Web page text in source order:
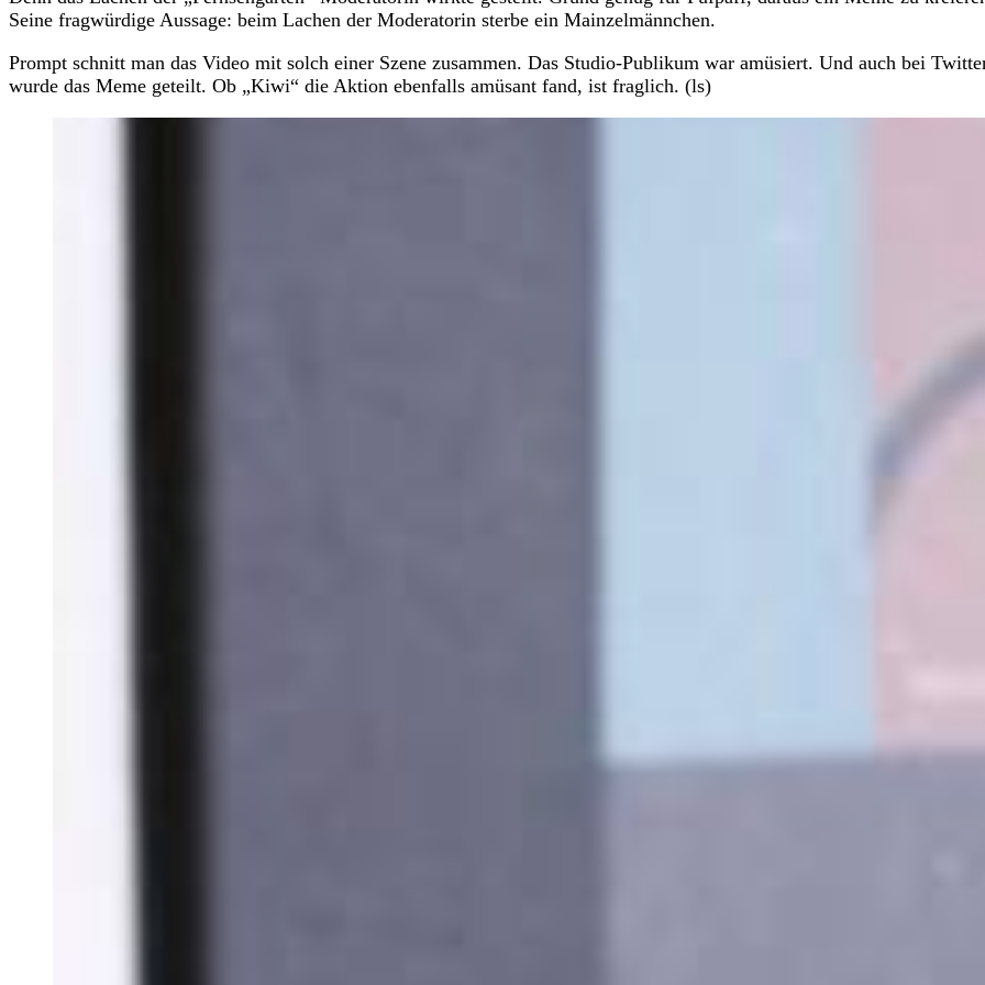
Seine fragwürdige Aussage: beim Lachen der Moderatorin sterbe ein Mainzelmännchen.
Prompt schnitt man das Video mit solch einer Szene zusammen. Das Studio-Publikum war amüsiert. Und auch bei
wurde das Meme geteilt. Ob „Kiwi“ die Aktion ebenfalls amüsant fand, ist fraglich. (ls)